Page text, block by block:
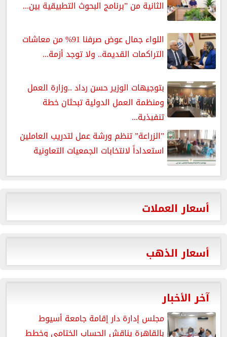
الثانية من ”برنامج البحوث التطبيقية بين...
اللواء جمال عوض صرفنا 91% من معاشات
التراكمات القديمة.. ولا توجد أزمة...
بتوجيهات الوزير حسن رداد ..وزارة العمل
ومنظمة العمل الدولية تبحثان خطة
تنفيذية...
”الزراعة” تنظم ورشة عمل لتدريب العاملين
استعداداً لانتخابات الجمعيات التعاونية
أسعار العملات
أسعار الذهب
آخر الأخبار
مجلس إدارة دار إقامة جامعة أسيوط
بالقاهرة يناقش الحساب الختامي وخطط